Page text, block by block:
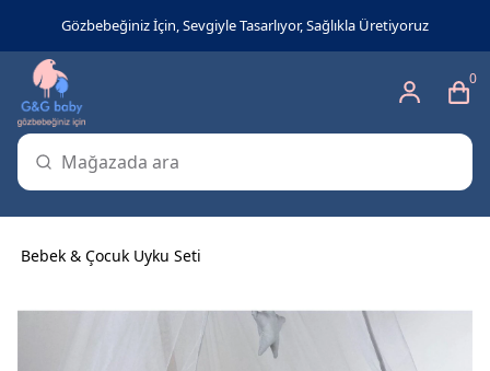
Gözbebeğiniz İçin, Sevgiyle Tasarlıyor, Sağlıkla Üretiyoruz
0
Bebek & Çocuk Uyku Seti